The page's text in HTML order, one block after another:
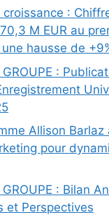
:
M EUR au
hausse de
GROUPE :
Allison Barlaz
pour
GROUPE : Bilan
et Perspectives